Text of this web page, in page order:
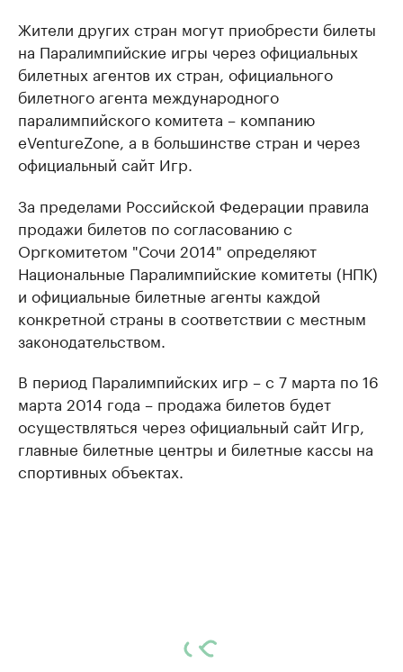
Жители других стран могут приобрести билеты
на Паралимпийские игры через официальных
билетных агентов их стран, официального
билетного агента международного
паралимпийского комитета – компанию
eVentureZone, а в большинстве стран и через
официальный сайт Игр.
За пределами Российской Федерации правила
продажи билетов по согласованию с
Оргкомитетом "Сочи 2014" определяют
Национальные Паралимпийские комитеты (НПК)
и официальные билетные агенты каждой
конкретной страны в соответствии с местным
законодательством.
В период Паралимпийских игр – с 7 марта по 16
марта 2014 года – продажа билетов будет
осуществляться через официальный сайт Игр,
главные билетные центры и билетные кассы на
спортивных объектах.